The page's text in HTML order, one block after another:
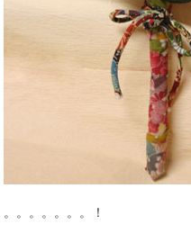
。。。。。。。！